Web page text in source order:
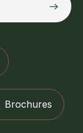
Brochures